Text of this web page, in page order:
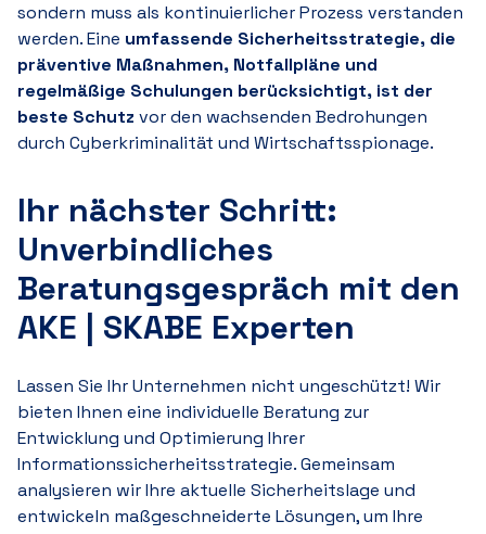
sondern muss als kontinuierlicher Prozess verstanden
werden. Eine umfassende Sicherheitsstrategie, die
präventive Maßnahmen, Notfallpläne und
regelmäßige Schulungen berücksichtigt, ist der
beste Schutz vor den wachsenden Bedrohungen
durch Cyberkriminalität und Wirtschaftsspionage.
Ihr nächster Schritt:
Unverbindliches
Beratungsgespräch mit den
AKE | SKABE Experten
Lassen Sie Ihr Unternehmen nicht ungeschützt! Wir
bieten Ihnen eine individuelle Beratung zur
Entwicklung und Optimierung Ihrer
Informationssicherheitsstrategie. Gemeinsam
analysieren wir Ihre aktuelle Sicherheitslage und
entwickeln maßgeschneiderte Lösungen, um Ihre